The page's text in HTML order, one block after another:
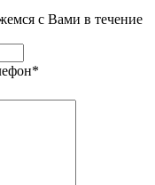
с Вами в течение